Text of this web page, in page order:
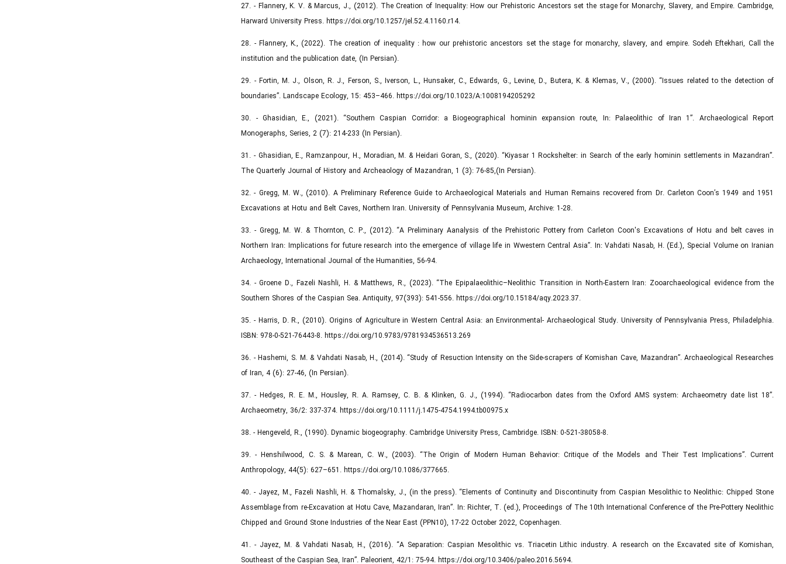
27. - Flannery, K. V. & Marcus, J., (2012). The Creation of Inequality: How our Prehistoric Ancestors set the stage for Monarchy, Slavery, and Empire. Cambridge,
Harward University Press. https://doi.org/10.1257/jel.52.4.1160.r14.
28. - Flannery, K., (2022). The creation of inequality : how our prehistoric ancestors set the stage for monarchy, slavery, and empire. Sodeh Eftekhari, Call the
institution and the publication date, (In Persian).
29. - Fortin, M. J., Olson, R. J., Ferson, S., Iverson, L., Hunsaker, C., Edwards, G., Levine, D., Butera, K. & Klemas, V., (2000). “Issues related to the detection of
boundaries”. Landscape Ecology, 15: 453–466. https://doi.org/10.1023/A:1008194205292
30. - Ghasidian, E., (2021). “Southern Caspian Corridor: a Biogeographical hominin expansion route, In: Palaeolithic of Iran 1”. Archaeological Report
Monogeraphs, Series, 2 (7): 214-233 (In Persian).
31. - Ghasidian, E., Ramzanpour, H., Moradian, M. & Heidari Goran, S., (2020). “Kiyasar 1 Rockshelter: in Search of the early hominin settlements in Mazandran”.
The Quarterly Journal of History and Archeaology of Mazandran, 1 (3): 76-85,(In Persian).
32. - Gregg, M. W., (2010). A Preliminary Reference Guide to Archaeological Materials and Human Remains recovered from Dr. Carleton Coon’s 1949 and 1951
Excavations at Hotu and Belt Caves, Northern Iran. University of Pennsylvania Museum, Archive: 1-28.
33. - Gregg, M. W. & Thornton, C. P., (2012). “A Preliminary Aanalysis of the Prehistoric Pottery from Carleton Coon's Excavations of Hotu and belt caves in
Northern Iran: Implications for future research into the emergence of village life in Wwestern Central Asia”. In: Vahdati Nasab, H. (Ed.), Special Volume on Iranian
Archaeology, International Journal of the Humanities, 56-94.
34. - Groene D., Fazeli Nashli, H. & Matthews, R., (2023). “The Epipalaeolithic–Neolithic Transition in North-Eastern Iran: Zooarchaeological evidence from the
Southern Shores of the Caspian Sea. Antiquity, 97(393): 541-556. https://doi.org/10.15184/aqy.2023.37.
35. - Harris, D. R., (2010). Origins of Agriculture in Western Central Asia: an Environmental- Archaeological Study. University of Pennsylvania Press, Philadelphia.
ISBN: 978-0-521-76443-8. https://doi.org/10.9783/9781934536513.269
36. - Hashemi, S. M. & Vahdati Nasab, H., (2014). “Study of Resuction Intensity on the Side-scrapers of Komishan Cave, Mazandran”. Archaeological Researches
of Iran, 4 (6): 27-46, (In Persian).
37. - Hedges, R. E. M., Housley, R. A. Ramsey, C. B. & Klinken, G. J., (1994). “Radiocarbon dates from the Oxford AMS system: Archaeometry date list 18”.
Archaeometry, 36/2: 337-374. https://doi.org/10.1111/j.1475-4754.1994.tb00975.x
38. - Hengeveld, R., (1990). Dynamic biogeography. Cambridge University Press, Cambridge. ISBN: 0-521-38058-8.
39. - Henshilwood, C. S. & Marean, C. W., (2003). “The Origin of Modern Human Behavior: Critique of the Models and Their Test Implications”. Current
Anthropology, 44(5): 627–651. https://doi.org/10.1086/377665.
40. - Jayez, M., Fazeli Nashli, H. & Thomalsky, J., (in the press). “Elements of Continuity and Discontinuity from Caspian Mesolithic to Neolithic: Chipped Stone
Assemblage from re-Excavation at Hotu Cave, Mazandaran, Iran”. In: Richter, T. (ed.), Proceedings of The 10th International Conference of the Pre-Pottery Neolithic
Chipped and Ground Stone Industries of the Near East (PPN10), 17-22 October 2022, Copenhagen.
41. - Jayez, M. & Vahdati Nasab, H., (2016). “A Separation: Caspian Mesolithic vs. Triacetin Lithic industry. A research on the Excavated site of Komishan,
Southeast of the Caspian Sea, Iran”. Paleorient, 42/1: 75-94. https://doi.org/10.3406/paleo.2016.5694.